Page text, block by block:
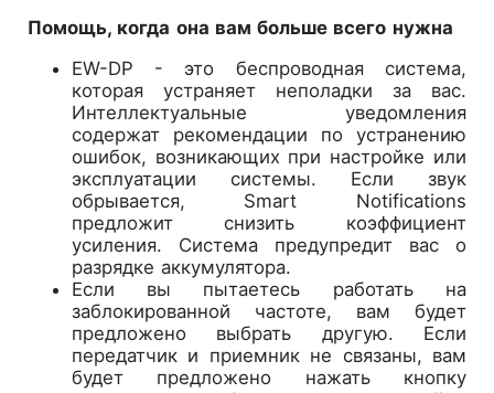
Помощь, когда она вам больше всего нужна
EW-DP - это беспроводная система,
которая устраняет неполадки за вас.
Интеллектуальные уведомления
содержат рекомендации по устранению
ошибок, возникающих при настройке или
эксплуатации системы. Если звук
обрывается, Smart Notifications
предложит снизить коэффициент
усиления. Система предупредит вас о
разрядке аккумулятора.
Если вы пытаетесь работать на
заблокированной частоте, вам будет
предложено выбрать другую. Если
передатчик и приемник не связаны, вам
будет предложено нажать кнопку